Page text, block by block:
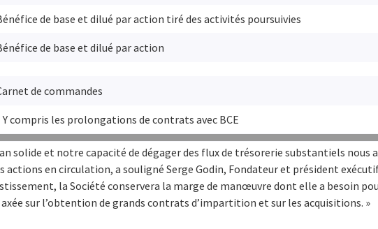
de base et dilué par action tiré des activités poursuivies
de base et dilué par action
de commandes
Y compris les prolongations de contrats avec BCE
solide et notre capacité de dégager des flux de trésorerie substantiels nous
actions en circulation, a souligné Serge Godin, Fondateur et président
la Société conservera la marge de manœuvre dont elle a besoin
sur l’obtention de grands contrats d’impartition et sur les acquisitions. »